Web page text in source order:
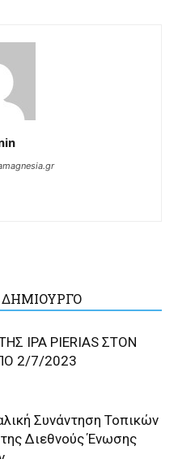
IPA PIERIAS ΣΤΟΝ
2/7/2023
Συνάντηση Τοπικών
Διεθνούς Ένωσης